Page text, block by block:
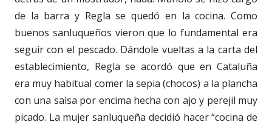
de la barra y Regla se quedó en la cocina. Como
buenos sanluqueños vieron que lo fundamental era
seguir con el pescado. Dándole vueltas a la carta del
establecimiento, Regla se acordó que en Cataluña
era muy habitual comer la sepia (chocos) a la plancha
con una salsa por encima hecha con ajo y perejil muy
picado. La mujer sanluqueña decidió hacer “cocina de